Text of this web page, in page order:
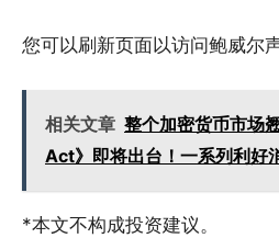
您可以刷新页面以访问鲍威尔
相关文章 整个加密货币市场
Act》即将出台！一系列利好
*本文不构成投资建议。